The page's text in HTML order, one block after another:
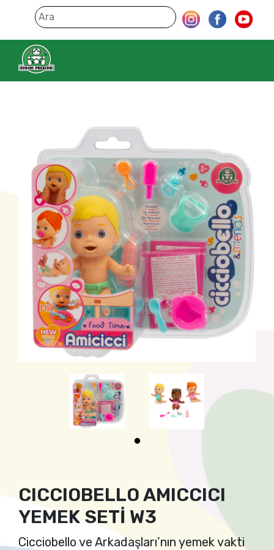
CICCIOBELLO AMICCICI
YEMEK SETİ W3
Cicciobello ve Arkadaşları’nın yemek vakti